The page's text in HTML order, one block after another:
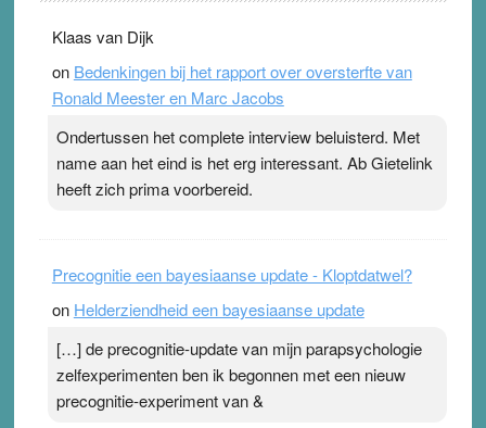
topsporters. Ze hopen ermee hun hartslag te verlagen
terwijl ze meer zuurstof opnemen. Daarop heeft zo’n
pleister geen effect. Maar het gevoel ‘makkelijker te
Pleisterplakkers in de topspsort ›[...]
Klaas van Dijk
on Bedenkingen bij het rapport over oversterfte van
Ronald Meester en Marc Jacobs
Ondertussen het complete interview beluisterd. Met
name aan het eind is het erg interessant. Ab Gietelink
heeft zich prima voorbereid.
Precognitie een bayesiaanse update - Kloptdatwel?
on Helderziendheid een bayesiaanse update
[…] de precognitie-update van mijn parapsychologie
zelfexperimenten ben ik begonnen met een nieuw
precognitie-experiment van &